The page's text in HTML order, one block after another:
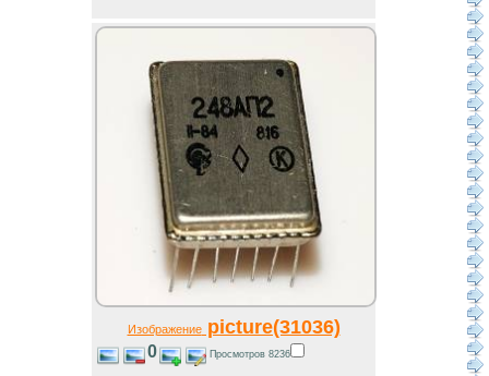
Изображениеpicture(31036)
0 Просмотров 8236